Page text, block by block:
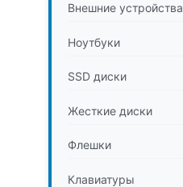
Внешние устройства
Ноутбуки
SSD диски
Жесткие диски
Флешки
Клавиатуры